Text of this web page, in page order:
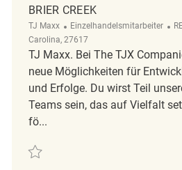
BRIER CREEK
TJ Maxx Kategorie
Einzelhandelsmitarbeiter
Carolina, 27617
TJ Maxx. Bei The TJX
neue Möglichkeiten für
und Erfolge. Du wirst Teil
Teams sein, das auf Vielfalt
fö...
Retten Retail Markdown Associate